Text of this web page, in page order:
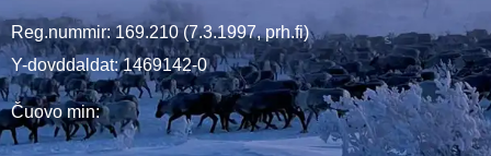
Reg.nummir: 169.210 (7.3.1997, prh.fi)
Y-dovddaldat: 1469142-0
Čuovo min: